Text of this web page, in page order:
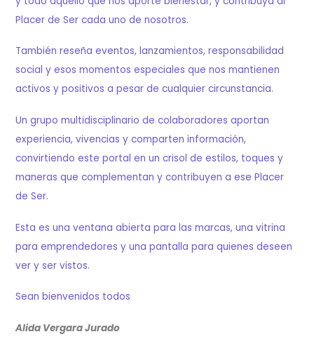
Placer de Ser cada uno de nosotros.
También reseña eventos, lanzamientos, responsabilidad
social y esos momentos especiales que nos mantienen
activos y positivos a pesar de cualquier circunstancia.
Un grupo multidisciplinario de colaboradores aportan
experiencia, vivencias y comparten información,
convirtiendo este portal en un crisol de estilos, toques y
maneras que complementan y contribuyen a ese Placer
de Ser.
Esta es una ventana abierta para las marcas, una vitrina
para emprendedores y una pantalla para quienes deseen
ver y ser vistos.
Sean bienvenidos todos
Alida Vergara Jurado